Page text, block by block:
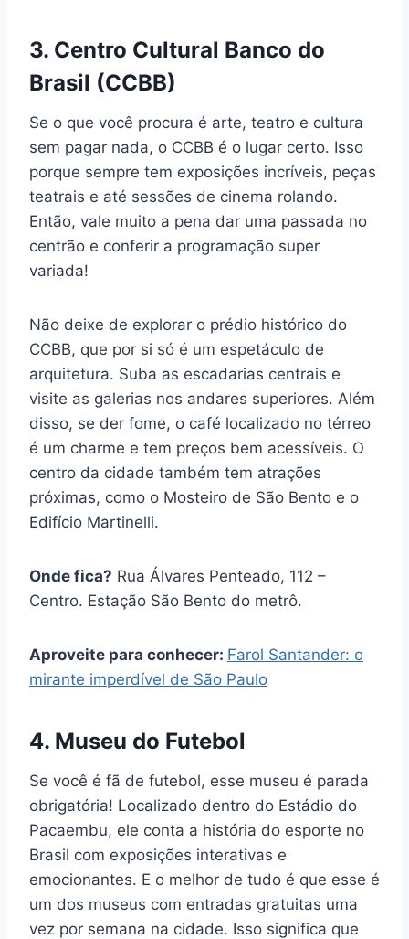
3. Centro Cultural Banco do
Brasil (CCBB)
Se o que você procura é arte, teatro e cultura
sem pagar nada, o CCBB é o lugar certo. Isso
porque sempre tem exposições incríveis, peças
teatrais e até sessões de cinema rolando.
Então, vale muito a pena dar uma passada no
centrão e conferir a programação super
variada!
Não deixe de explorar o prédio histórico do
CCBB, que por si só é um espetáculo de
arquitetura. Suba as escadarias centrais e
visite as galerias nos andares superiores. Além
disso, se der fome, o café localizado no térreo
é um charme e tem preços bem acessíveis. O
centro da cidade também tem atrações
próximas, como o Mosteiro de São Bento e o
Edifício Martinelli.
Onde fica? Rua Álvares Penteado, 112 –
Centro. Estação São Bento do metrô.
Aproveite para conhecer: Farol Santander: o
mirante imperdível de São Paulo
4. Museu do Futebol
Se você é fã de futebol, esse museu é parada
obrigatória! Localizado dentro do Estádio do
Pacaembu, ele conta a história do esporte no
Brasil com exposições interativas e
emocionantes. E o melhor de tudo é que esse é
um dos museus com entradas gratuitas uma
vez por semana na cidade. Isso significa que